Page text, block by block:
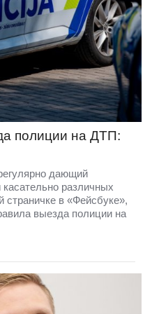
полиции на ДТП:
дающий
различных
страничке в «Фейсбуке»,
выезда полиции на